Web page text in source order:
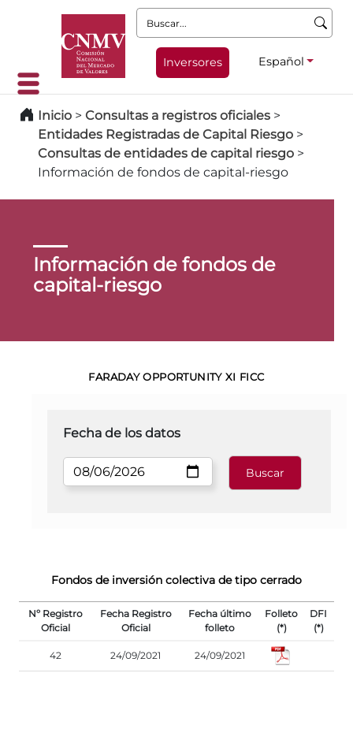
Buscar:
Inversores Español
Inicio > Consultas a registros oficiales >
Entidades Registradas de Capital Riesgo >
Consultas de entidades de capital riesgo >
Información de fondos de capital-riesgo
Información de fondos de
capital-riesgo
FARADAY OPPORTUNITY XI FICC
Fecha de los datos
Fondos de inversión colectiva de tipo cerrado
Nº Registro
Oficial
Fecha Registro
Oficial
Fecha último
folleto
Folleto
(*)
DFI
(*)
42 24/09/2021 24/09/2021